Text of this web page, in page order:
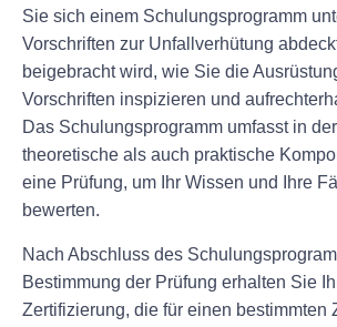
Sie sich einem Schulungsprogramm
Vorschriften zur Unfallverhütung
beigebracht wird, wie Sie die
Vorschriften inspizieren und
Das Schulungsprogramm umfasst in
theoretische als auch praktische
eine Prüfung, um Ihr Wissen und Ihre
bewerten.
Nach Abschluss des
Bestimmung der Prüfung erhalten Sie
Zertifizierung, die für einen bestimmten